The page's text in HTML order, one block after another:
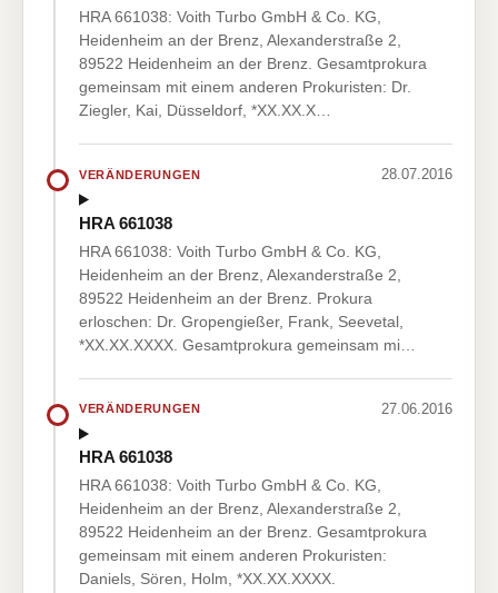
HRA 661038: Voith Turbo GmbH & Co. KG,
Heidenheim an der Brenz, Alexanderstraße 2,
89522 Heidenheim an der Brenz. Gesamtprokura
gemeinsam mit einem anderen Prokuristen: Dr.
Ziegler, Kai, Düsseldorf, *XX.XX.X…
VERÄNDERUNGEN 28.07.2016
HRA 661038
HRA 661038: Voith Turbo GmbH & Co. KG,
Heidenheim an der Brenz, Alexanderstraße 2,
89522 Heidenheim an der Brenz. Prokura
erloschen: Dr. Gropengießer, Frank, Seevetal,
*XX.XX.XXXX. Gesamtprokura gemeinsam mi…
VERÄNDERUNGEN 27.06.2016
HRA 661038
HRA 661038: Voith Turbo GmbH & Co. KG,
Heidenheim an der Brenz, Alexanderstraße 2,
89522 Heidenheim an der Brenz. Gesamtprokura
gemeinsam mit einem anderen Prokuristen:
Daniels, Sören, Holm, *XX.XX.XXXX.